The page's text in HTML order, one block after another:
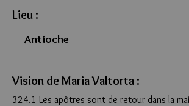
Lieu :
Antioche
Vision de Maria Valtorta :
324.1 Les apôtres sont de retour dans la